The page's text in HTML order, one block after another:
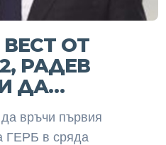
ОТ
РАДЕВ
ДА…
връчи първия
ГЕРБ в сряда